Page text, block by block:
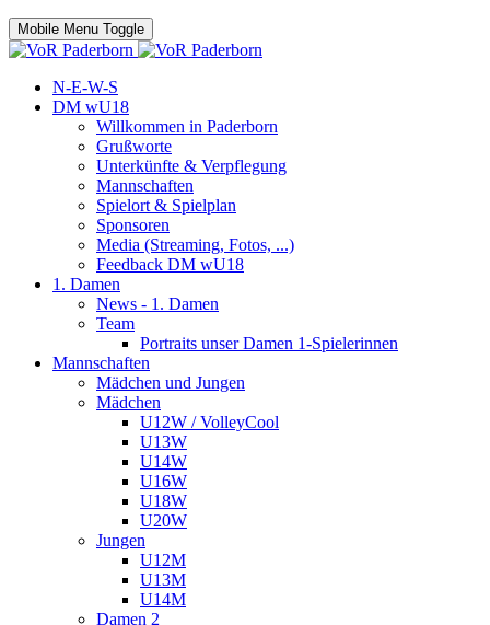
Mobile Menu Toggle
N-E-W-S
DM wU18
Willkommen in Paderborn
Grußworte
Unterkünfte & Verpflegung
Mannschaften
Spielort & Spielplan
Sponsoren
Media (Streaming, Fotos, ...)
Feedback DM wU18
1. Damen
News - 1. Damen
Team
Portraits unser Damen 1-Spielerinnen
Mannschaften
Mädchen und Jungen
Mädchen
U12W / VolleyCool
U13W
U14W
U16W
U18W
U20W
Jungen
U12M
U13M
U14M
Damen 2